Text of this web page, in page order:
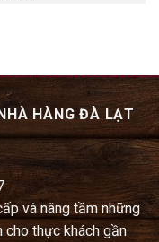
HÀNG ĐÀ LẠT
và nâng tầm những
thực khách gần